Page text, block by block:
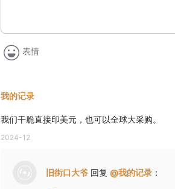
表情
我的记录
我们干脆直接印美元，也可以全球大采购。
2024-12
旧街口大爷 回复 @我的记录 ：